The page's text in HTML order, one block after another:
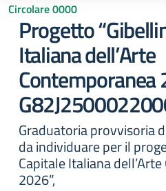
Circolare 0000
Progetto
Italiana dell’Arte
Contemporanea
Graduatoria provvisoria
da individuare per il
Capitale Italiana
2026”,